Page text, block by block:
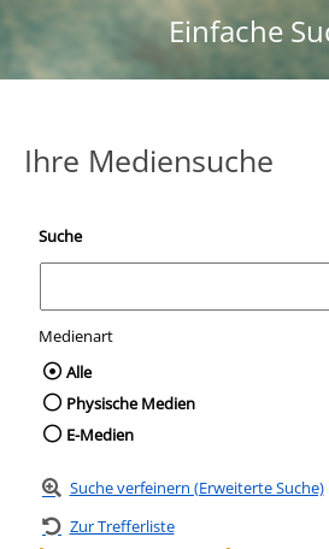
Einfache
Ihre Mediensuche
Suche
Medienart
Wählen Sie die
Alle
Physische Medien
E-Medien
Suche verfeinern (Erweiterte Suche)
Zur Trefferliste